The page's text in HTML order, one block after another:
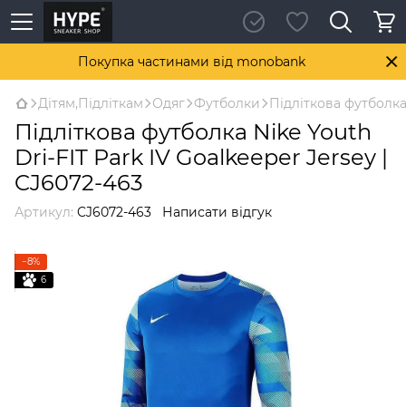
Покупка частинами від monobank
Дітям,Підліткам Одяг Футболки Підліткова
Підліткова футболка Nike Youth
Dri-FIT Park IV Goalkeeper Jersey |
CJ6072-463
Артикул: CJ6072-463 Написати відгук
−8%
6